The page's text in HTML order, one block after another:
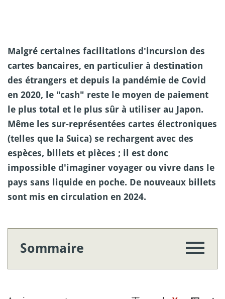
Malgré certaines facilitations d'incursion des
cartes bancaires, en particulier à destination
des étrangers et depuis la pandémie de Covid
en 2020, le "cash" reste le moyen de paiement
le plus total et le plus sûr à utiliser au Japon.
Même les sur-représentées cartes électroniques
(telles que la Suica) se rechargent avec des
espèces, billets et pièces ; il est donc
impossible d'imaginer voyager ou vivre dans le
pays sans liquide en poche. De nouveaux billets
sont mis en circulation en 2024.
Sommaire